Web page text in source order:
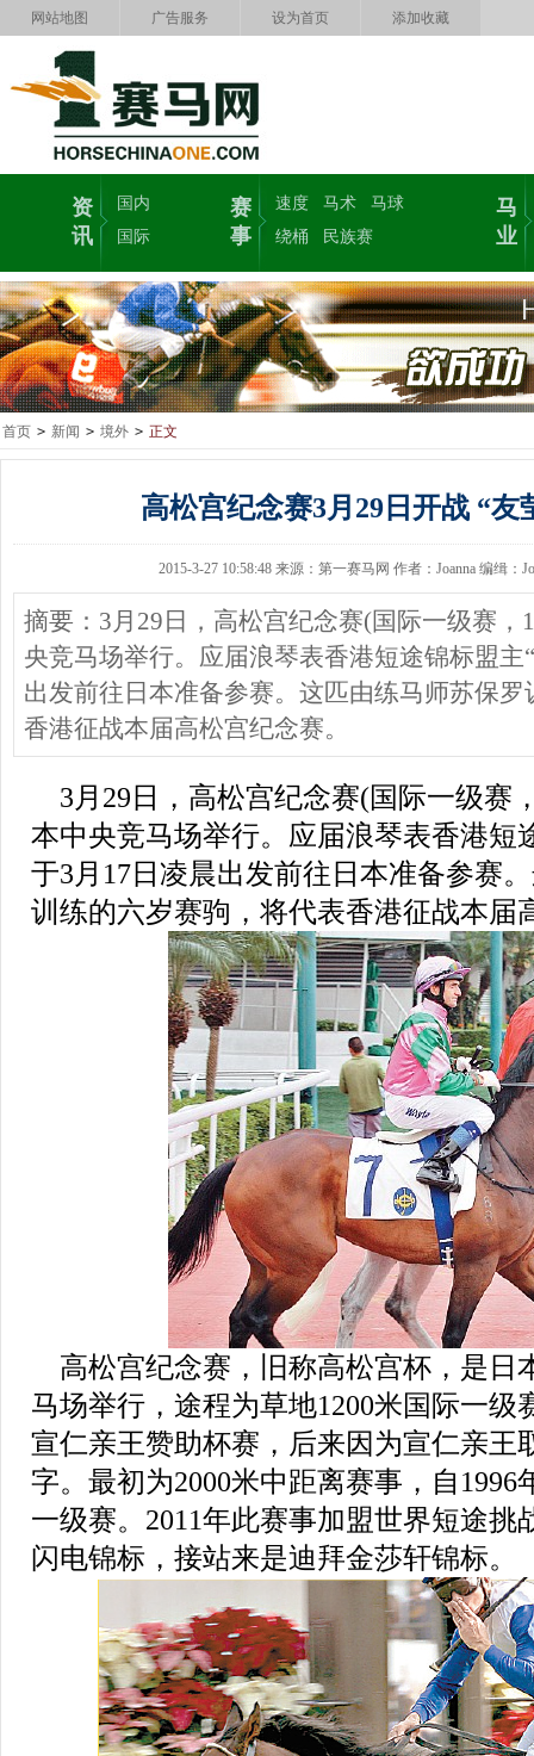
网站地图 广告服务 设为首页 添加收藏
资
讯
国内
国际
赛
事
速度 马术
马球
绕桶
民族赛
马
业
首页 > 新闻 > 境外 > 正文
高松宫纪念赛3月29日开战 “友
2015-3-27 10:58:48 来源：第一赛马网 作者：Joanna 编缉：
摘要：3月29日，高松宫纪念赛(国际一级赛，
央竞马场举行。应届浪琴表香港短途锦标盟主
出发前往日本准备参赛。这匹由练马师苏保
香港征战本届高松宫纪念赛。
3月29日，高松宫纪念赛(国际一级赛
本中央竞马场举行。应届浪琴表香港短
于3月17日凌晨出发前往日本准备参赛
训练的六岁赛驹，将代表香港征战本届
高松宫纪念赛，旧称高松宫杯，是日
马场举行，途程为草地1200米国际一级
宣仁亲王赞助杯赛，后来因为宣仁亲王
字。最初为2000米中距离赛事，自
一级赛。2011年此赛事加盟世界短途挑
闪电锦标，接站来是迪拜金莎轩锦标。